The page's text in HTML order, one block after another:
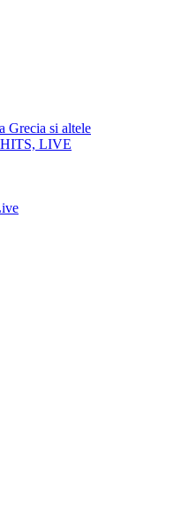
Grecia si altele
LIVE